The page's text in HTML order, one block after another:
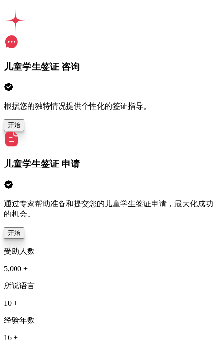
儿童学生签证 咨询
根据您的独特情况提供个性化的签证指导。
开始
儿童学生签证 申请
通过专家帮助准备和提交您的儿童学生签证申请，最大化成功
的机会。
开始
受助人数
5,000 +
所说语言
10 +
经验年数
16 +